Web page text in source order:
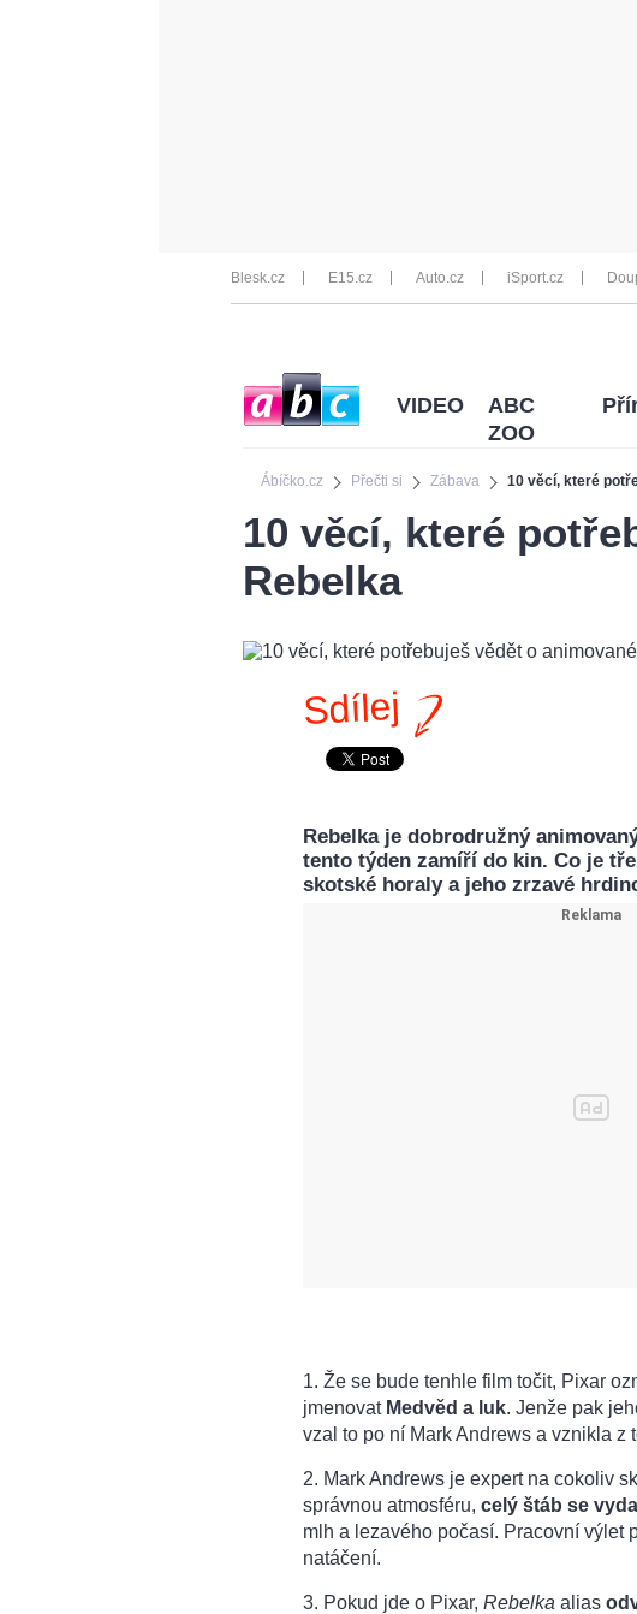
Blesk.cz E15.cz Auto.cz iSport.cz
Ábíčko.cz Přečti si Zábava 10 věcí, které
VIDEO
ABC
ZOO
10 věcí, které
Rebelka
Sdílej
Rebelka je dobrodružný
tento týden zamíří do kin. Co je
skotské horaly a jeho zrzavé
1. Že se bude tenhle film točit, Pixar
jmenovat Medvěd a luk. Jenže pak
vzal to po ní Mark Andrews a vznikla z
2. Mark Andrews je expert na cokoliv
správnou atmosféru, celý štáb se
mlh a lezavého počasí. Pracovní výlet
natáčení.
3. Pokud jde o Pixar, Rebelka alias